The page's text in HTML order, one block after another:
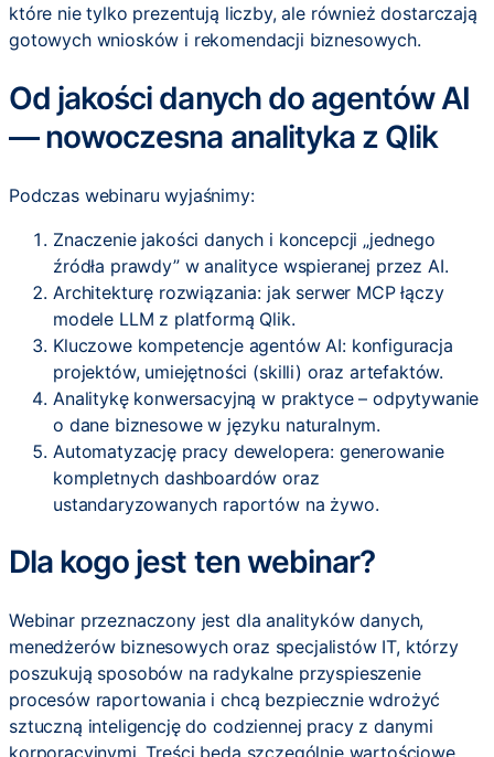
które nie tylko prezentują liczby, ale również dostarczają
gotowych wniosków i rekomendacji biznesowych.
Od jakości danych do agentów AI
— nowoczesna analityka z Qlik
Podczas webinaru wyjaśnimy:
Znaczenie jakości danych i koncepcji „jednego
źródła prawdy” w analityce wspieranej przez AI.
Architekturę rozwiązania: jak serwer MCP łączy
modele LLM z platformą Qlik.
Kluczowe kompetencje agentów AI: konfiguracja
projektów, umiejętności (skilli) oraz artefaktów.
Analitykę konwersacyjną w praktyce – odpytywanie
o dane biznesowe w języku naturalnym.
Automatyzację pracy dewelopera: generowanie
kompletnych dashboardów oraz
ustandaryzowanych raportów na żywo.
Dla kogo jest ten webinar?
Webinar przeznaczony jest dla analityków danych,
menedżerów biznesowych oraz specjalistów IT, którzy
poszukują sposobów na radykalne przyspieszenie
procesów raportowania i chcą bezpiecznie wdrożyć
sztuczną inteligencję do codziennej pracy z danymi